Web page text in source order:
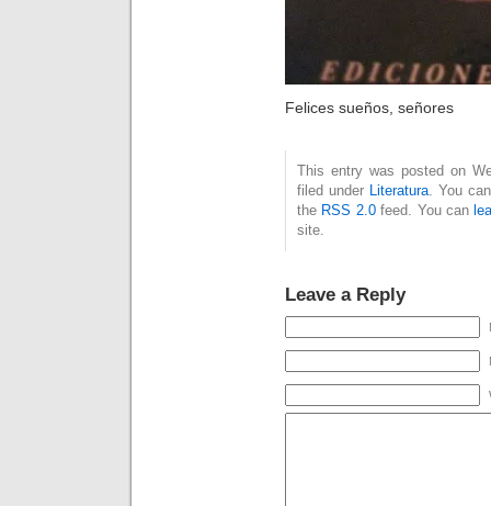
Felices sueños, señores
This entry was posted on
filed under Literatura. You
the RSS 2.0feed. You can
site.
Leave a Reply